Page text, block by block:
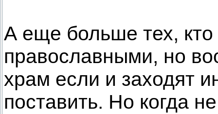
А еще больше тех, кто
православными, но
храм если и заходят
поставить. Но когда